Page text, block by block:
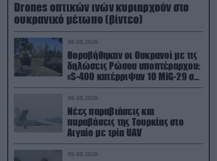
Drones οπτικών ινών κυριαρχούν στο
ουκρανικό μέτωπο (βίντεο)
06.08.2026
Θορυβήθηκαν οι Ουκρανοί με τις
δηλώσεις Ρώσου υποπτέραρχου:
«S-400 κατέρριψαν 10 MiG-29 σε
μόλις μια μέρα!»
06.08.2026
Νέες παραβιάσεις και
παραβάσεις της Τουρκίας στο
Αιγαίο με τρία UAV
05.08.2026